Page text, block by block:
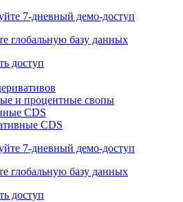
ETF & Funds
Funds
7-дневный
глобальную базу данных
доступ
и процентные свопы
CDS
7-дневный